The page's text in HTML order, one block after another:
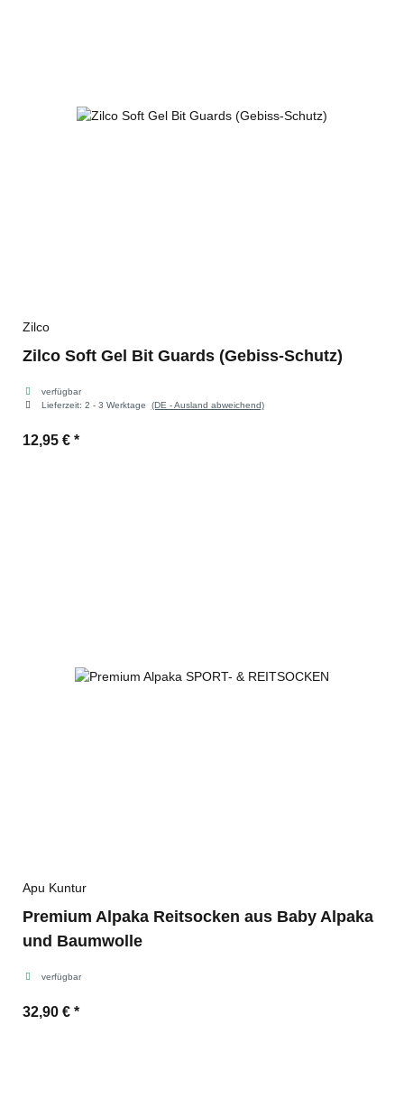
Zilco
Zilco Soft Gel Bit Guards (Gebiss-Schutz)
verfügbar
Lieferzeit: 2 - 3 Werktage (DE - Ausland abweichend)
12,95 € *
Apu Kuntur
Premium Alpaka Reitsocken aus Baby Alpaka
und Baumwolle
verfügbar
32,90 € *